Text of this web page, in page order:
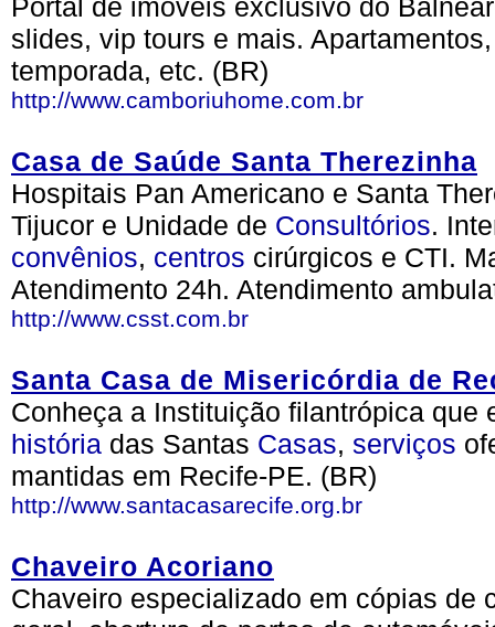
Portal de imóveis exclusivo do
slides, vip tours e mais.
temporada, etc. (BR)
http://www.camboriuhome.com.br
Casa de Saúde Santa Therezinha
Hospitais Pan Americano e Santa
Tijucor e Unidade de Consultórios.
convênios, centros cirúrgicos e CTI.
Atendimento 24h. Atendimento
http://www.csst.com.br
Santa Casa de Misericórdia de
Conheça a Instituição filantrópica que
história das Santas Casas, serviços
mantidas em Recife-PE. (BR)
http://www.santacasarecife.org.br
Chaveiro Acoriano
Chaveiro especializado em cópias de